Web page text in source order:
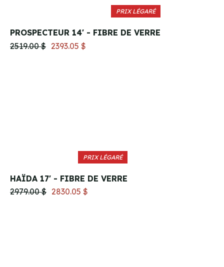
PRIX LÉGARÉ
PROSPECTEUR 14' - FIBRE DE VERRE
2519.00 $ 2393.05 $
PRIX LÉGARÉ
HAÏDA 17' - FIBRE DE VERRE
2979.00 $ 2830.05 $